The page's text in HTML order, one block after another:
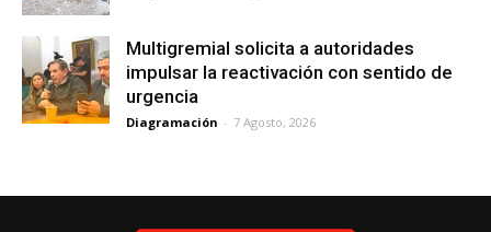
Multigremial solicita a autoridades
impulsar la reactivación con sentido de
urgencia
Diagramación - 7 Agosto, 2026